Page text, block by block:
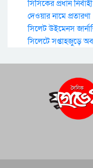
সিসিকের প্রধান
দেওয়ার নামে প্রতারণা
সিলেট উইমেনস
সিলেটে সপ্তাহজুড়ে